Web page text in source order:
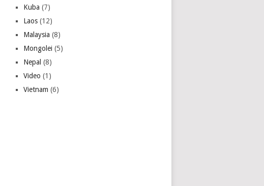
Kuba (7)
Laos (12)
Malaysia (8)
Mongolei (5)
Nepal (8)
Video (1)
Vietnam (6)